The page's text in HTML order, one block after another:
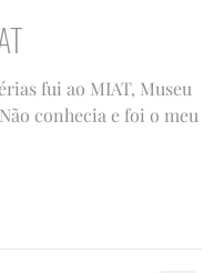
fui ao MIAT, Museu
conhecia e foi o meu